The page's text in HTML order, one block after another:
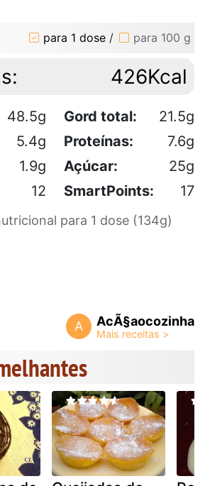
para 1 dose / para 100 g
426Kcal
48.5g Gord total:
21.5g
5.4g Proteínas:
7.6g
1.9g Açúcar:
25g
12 SmartPoints: 17
para 1 dose (134g)
A AcÃ§aocozinha